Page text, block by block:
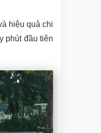
hiệu quả chi
phút đầu tiên